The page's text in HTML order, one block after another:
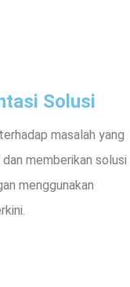
Solusi
masalah yang
dan memberikan solusi
menggunakan